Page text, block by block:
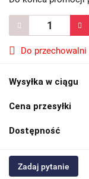
Do przechowalni
Wysyłka w ciągu
Cena przesyłki
Dostępność
Zadaj pytanie